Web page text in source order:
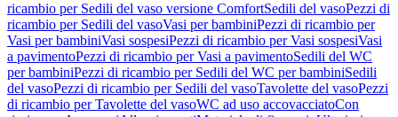
ricambio per Sedili del vaso versione ComfortSedili del vasoPezzi di
ricambio per Sedili del vasoVasi per bambiniPezzi di ricambio per
Vasi per bambiniVasi sospesiPezzi di ricambio per Vasi sospesiVasi
a pavimentoPezzi di ricambio per Vasi a pavimentoSedili del WC
per bambiniPezzi di ricambio per Sedili del WC per bambiniSedili
del vasoPezzi di ricambio per Sedili del vasoTavolette del vasoPezzi
di ricambio per Tavolette del vasoWC ad uso accovacciatoCon